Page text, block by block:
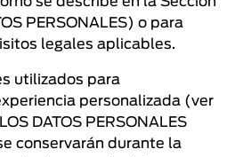
PERSONALES) o para
legales aplicables.
utilizados para
personalizada (ver
DATOS PERSONALES
conservarán durante la